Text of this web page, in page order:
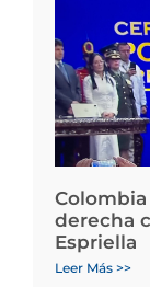
derecha
Espriella
Leer Más >>